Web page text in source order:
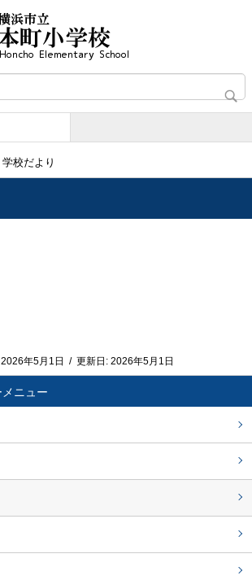
学校だより
2026年5月1日 / 更新日: 2026年5月1日